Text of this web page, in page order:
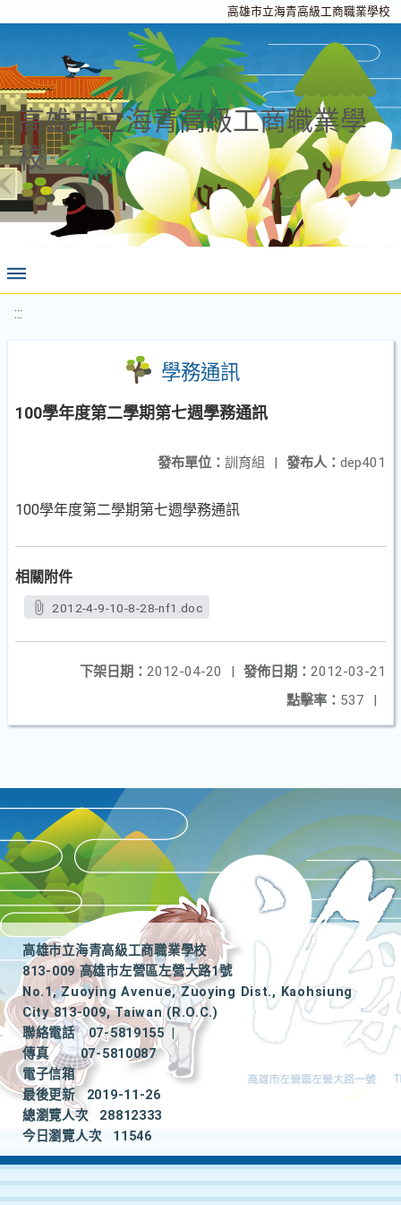
高雄市立海青高級工商職業學校
高雄市立海青高級工商職業學
校
:::
學務通訊
100學年度第二學期第七週學務通訊
發布人： dep401
發布單位： 訓育組 |
100學年度第二學期第七週學務通訊
相關附件
2012-4-9-10-8-28-nf1.doc
發佈日期： 2012-03-21
下架日期： 2012-04-20
|
點擊率： 537 |
高雄市立海青高級工商職業學校
813-009 高雄市左營區左營大路1號
No.1, Zuoying Avenue, Zuoying Dist., Kaohsiung
City 813-009, Taiwan (R.O.C.)
聯絡電話
07-5819155
|
傳真
07-5810087
電子信箱
最後更新
2019-11-26
總瀏覽人次
28812333
今日瀏覽人次
11546